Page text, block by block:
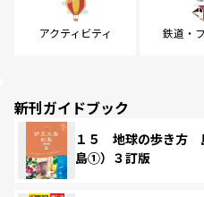
アクティビティ 鉄道・
新刊ガイドブック
１５ 地球の歩き方
島①）３訂版